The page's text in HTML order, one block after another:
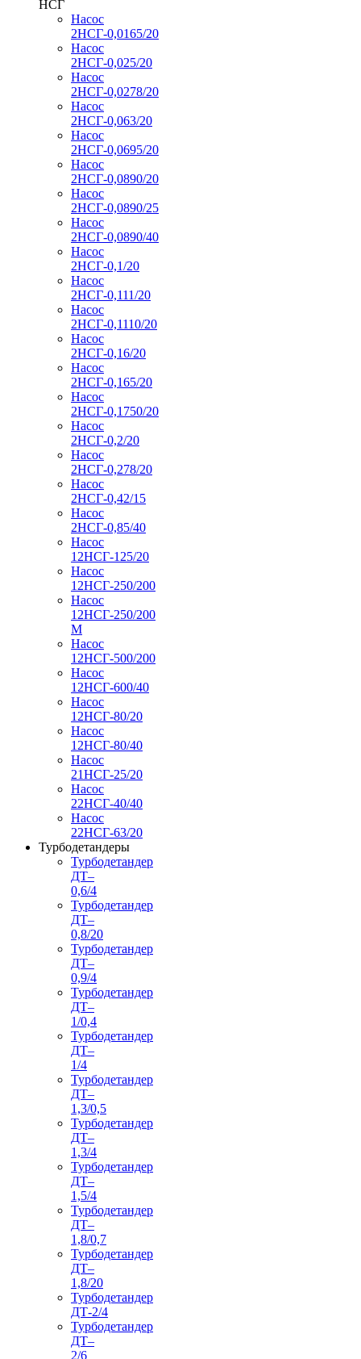
НСГ
Насос
2НСГ-0,0165/20
Насос
2НСГ-0,025/20
Насос
2НСГ-0,0278/20
Насос
2НСГ-0,063/20
Насос
2НСГ-0,0695/20
Насос
2НСГ-0,0890/20
Насос
2НСГ-0,0890/25
Насос
2НСГ-0,0890/40
Насос
2НСГ-0,1/20
Насос
2НСГ-0,111/20
Насос
2НСГ-0,1110/20
Насос
2НСГ-0,16/20
Насос
2НСГ-0,165/20
Насос
2НСГ-0,1750/20
Насос
2НСГ-0,2/20
Насос
2НСГ-0,278/20
Насос
2НСГ-0,42/15
Насос
2НСГ-0,85/40
Насос
12НСГ-125/20
Насос
12НСГ-250/200
Насос
12НСГ-250/200
М
Насос
12НСГ-500/200
Насос
12НСГ-600/40
Насос
12НСГ-80/20
Насос
12НСГ-80/40
Насос
21НСГ-25/20
Насос
22НСГ-40/40
Насос
22НСГ-63/20
Турбодетандеры
Турбодетандер
ДТ–
0,6/4
Турбодетандер
ДТ–
0,8/20
Турбодетандер
ДТ–
0,9/4
Турбодетандер
ДТ–
1/0,4
Турбодетандер
ДТ–
1/4
Турбодетандер
ДТ–
1,3/0,5
Турбодетандер
ДТ–
1,3/4
Турбодетандер
ДТ–
1,5/4
Турбодетандер
ДТ–
1,8/0,7
Турбодетандер
ДТ–
1,8/20
Турбодетандер
ДТ-2/4
Турбодетандер
ДТ–
2/6